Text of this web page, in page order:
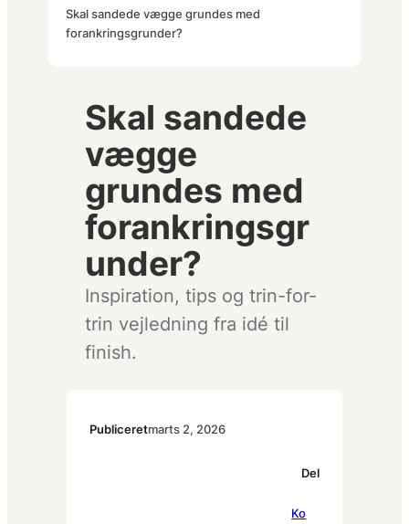
Skal sandede vægge grundes med
forankringsgrunder?
Skal sandede
vægge
grundes med
forankringsgr
under?
Inspiration, tips og trin-for-
trin vejledning fra idé til
finish.
Publiceretmarts 2, 2026
Del
Ko